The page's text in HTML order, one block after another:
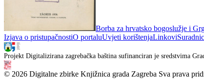
Borba za hrvatsko bogoslužje i
Izjava o pristupačnostiO portaluUvjeti korištenjaLinkovi
Projekt Digitalizirana zagrebačka baština sufinanciran je sredstvima
© 2026 Digitalne zbirke Knjižnica grada Zagreba Sva prava